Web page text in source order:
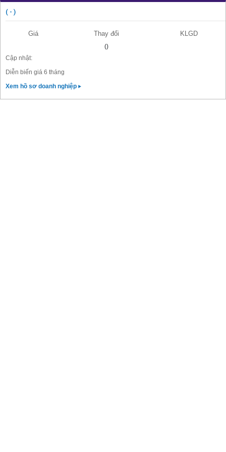
( - )
Giá Thay đổi KLGD
()
Cập nhật:
Diễn biến giá 6 tháng
Xem hồ sơ doanh nghiệp